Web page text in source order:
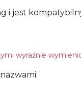
i jest
wyraźnie